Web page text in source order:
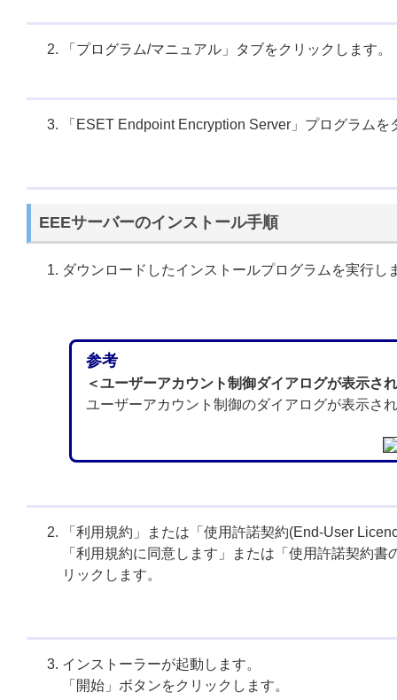
「プログラム/マニュアル」タブをクリックします。
「ESET Endpoint Encryption Server」プログラム
EEEサーバーのインストール手順
ダウンロードしたインストールプログラムを実行し
参考
＜ユーザーアカウント制御ダイアログが表示さ
ユーザーアカウント制御のダイアログが表示さ
「利用規約」または「使用許諾契約(End-User
「利用規約に同意します」または「使用許諾契約
リックします。
インストーラーが起動します。
「開始」ボタンをクリックします。